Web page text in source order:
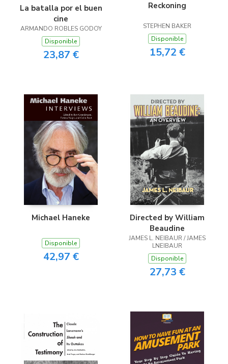
La batalla por el buen
cine
ARMANDO ROBLES GODOY
Disponible
23,87 €
Reckoning
STEPHEN BAKER
Disponible
15,72 €
Michael Haneke
Disponible
42,97 €
Directed by William
Beaudine
JAMES L. NEIBAUR / JAMES
LNEIBAUR
Disponible
27,73 €